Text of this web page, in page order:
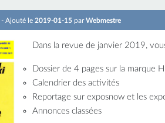
- Ajouté le 2019-01-15 parWebmestre
Dans la revue de janvier 2019,
Dossier de 4 pages sur la marque
Calendrier des activités
Reportage sur exposnow et les
Annonces classées